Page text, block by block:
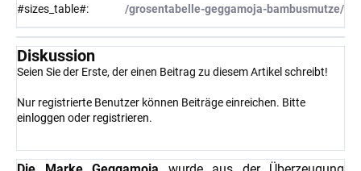
#sizes_table#: /grosentabelle-geggamoja-bambusmutze/
Diskussion
Seien Sie der Erste, der einen Beitrag zu diesem Artikel schreibt!
Nur registrierte Benutzer können Beiträge einreichen. Bitte
einloggen oder registrieren.